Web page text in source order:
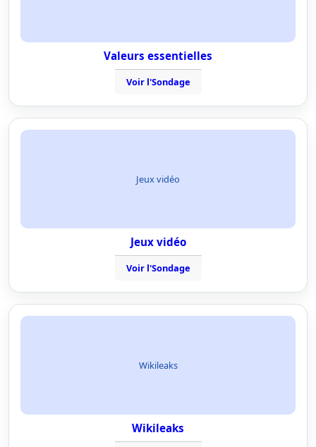
Valeurs essentielles
Voir l'Sondage
Jeux vidéo
Jeux vidéo
Voir l'Sondage
Wikileaks
Wikileaks